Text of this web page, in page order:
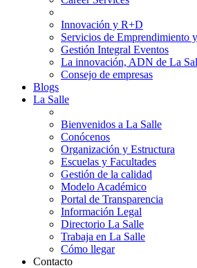
Innovación y R+D
Servicios de Emprendimiento
Gestión Integral Eventos
La innovación, ADN de La
Consejo de empresas
Blogs
La Salle
Bienvenidos a La Salle
Conócenos
Organización y Estructura
Escuelas y Facultades
Gestión de la calidad
Modelo Académico
Portal de Transparencia
Información Legal
Directorio La Salle
Trabaja en La Salle
Cómo llegar
Contacto